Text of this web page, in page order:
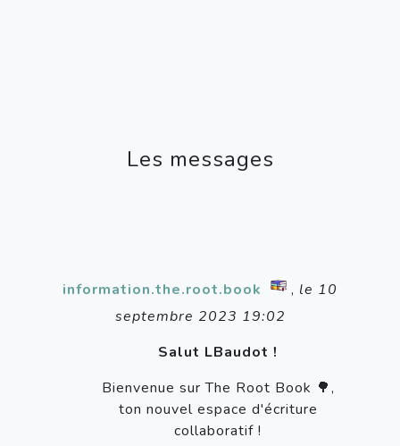
Les messages
information.the.root.book , le 10
septembre 2023 19:02
Salut LBaudot !
Bienvenue sur The Root Book 🌳,
ton nouvel espace d'écriture
collaboratif !